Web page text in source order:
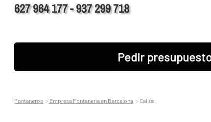
627 964 177 - 937 299 718
Pedir
Fontaneros Empresa Fontaneria en Barcelona Callús